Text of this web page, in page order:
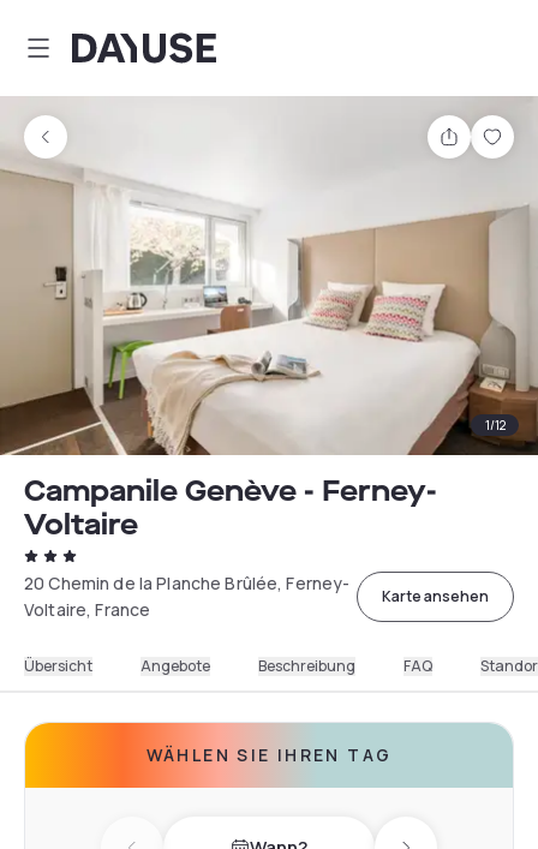
Dayuse
Teilen
1/12
Campanile Genève - Ferney-
Voltaire
20 Chemin de la Planche Brûlée, Ferney-
Voltaire, France
Karte ansehen
Übersicht Angebote Beschreibung FAQ
WÄHLEN SIE IHREN TAG